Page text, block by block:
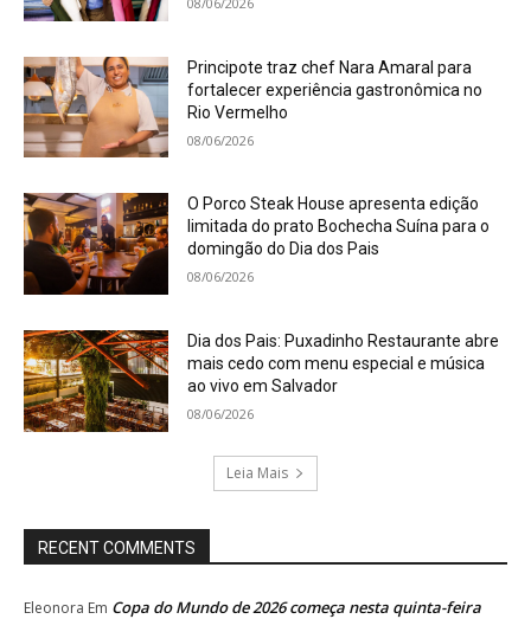
Principote traz chef Nara Amaral para
fortalecer experiência gastronômica no
Rio Vermelho
08/06/2026
O Porco Steak House apresenta edição
limitada do prato Bochecha Suína para o
domingão do Dia dos Pais
08/06/2026
Dia dos Pais: Puxadinho Restaurante abre
mais cedo com menu especial e música
ao vivo em Salvador
08/06/2026
Leia Mais
RECENT COMMENTS
Eleonora Em Copa do Mundo de 2026 começa nesta quinta-feira